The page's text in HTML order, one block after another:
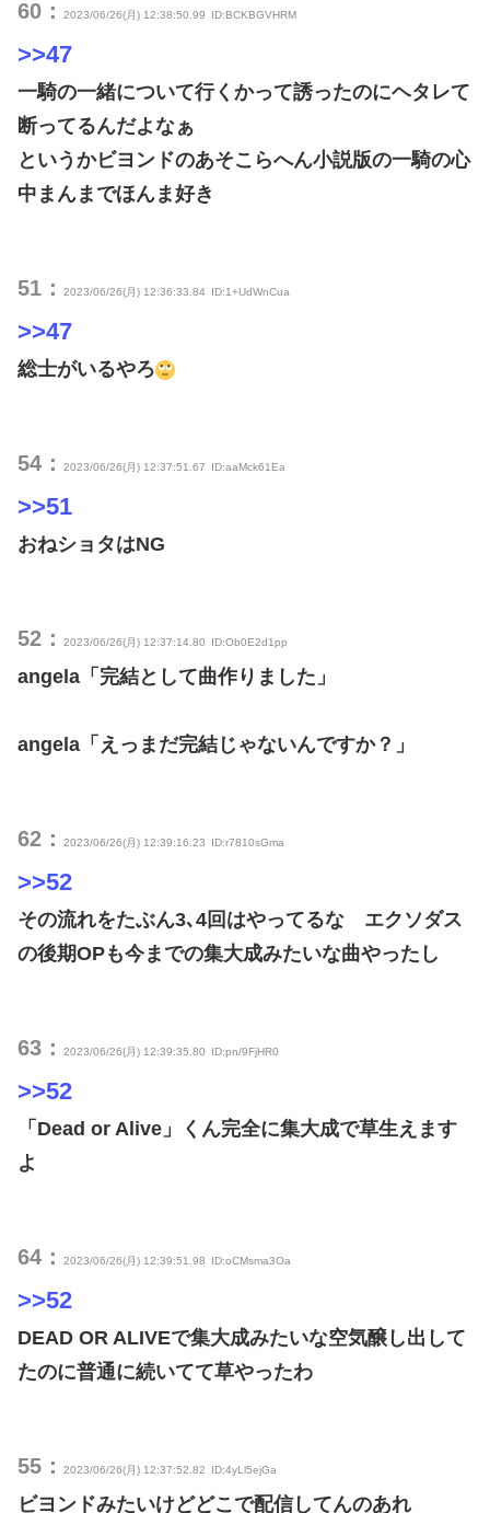
60： 2023/06/26(月) 12:38:50.99 ID:BCKBGVHRM
>>47
一騎の一緒について行くかって誘ったのにヘタレて
断ってるんだよなぁ
というかビヨンドのあそこらへん小説版の一騎の心
中まんまでほんま好き
51： 2023/06/26(月) 12:36:33.84 ID:1+UdWnCua
>>47
総士がいるやろ
54： 2023/06/26(月) 12:37:51.67 ID:aaMck61Ea
>>51
おねショタはNG
52： 2023/06/26(月) 12:37:14.80 ID:Ob0E2d1pp
angela「完結として曲作りました」
angela「えっまだ完結じゃないんですか？」
62： 2023/06/26(月) 12:39:16.23 ID:r7810sGma
>>52
その流れをたぶん3､4回はやってるな エクソダス
の後期OPも今までの集大成みたいな曲やったし
63： 2023/06/26(月) 12:39:35.80 ID:pn/9FjHR0
>>52
「Dead or Alive」くん完全に集大成で草生えます
よ
64： 2023/06/26(月) 12:39:51.98 ID:oCMsma3Oa
>>52
DEAD OR ALIVEで集大成みたいな空気醸し出して
たのに普通に続いてて草やったわ
55： 2023/06/26(月) 12:37:52.82 ID:4yLl5ejGa
ビヨンドみたいけどどこで配信してんのあれ